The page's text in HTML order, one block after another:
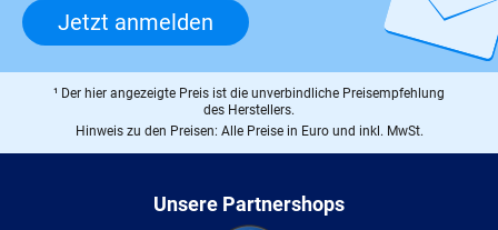
Jetzt anmelden
¹ Der hier angezeigte Preis ist die unverbindliche Preisempfehlung
des Herstellers.
Hinweis zu den Preisen: Alle Preise in Euro und inkl. MwSt.
Unsere Partnershops